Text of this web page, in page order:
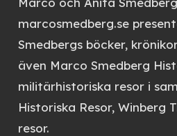
marcosmedberg.se
Smedbergs böcker,
även Marco Smedberg
militärhistoriska resor i
Historiska Resor, Winberg
resor.